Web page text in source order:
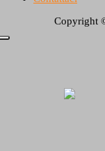
Copyright